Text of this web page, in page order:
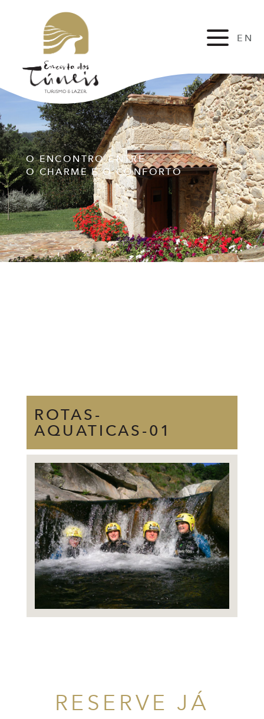
EN
O ENCONTRO ENTRE
O CHARME E O CONFORTO
ROTAS-
AQUATICAS-01
RESERVE JÁ